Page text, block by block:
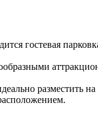
гостевая
разместить